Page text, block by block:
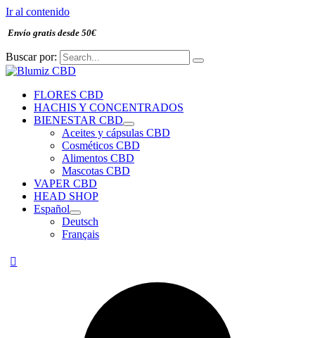
Ir al contenido
Envío gratis desde 50€
Buscar por:
FLORES CBD
HACHIS Y CONCENTRADOS
BIENESTAR CBD
Aceites y cápsulas CBD
Cosméticos CBD
Alimentos CBD
Mascotas CBD
VAPER CBD
HEAD SHOP
Español
Deutsch
Français